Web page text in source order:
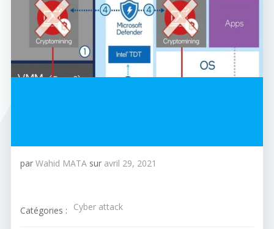
par Wahid MATA sur avril 29, 2021
Catégories : Cyber attack